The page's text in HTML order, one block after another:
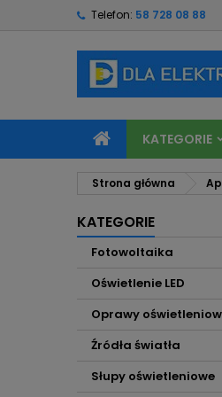
Telefon: 58 728 08 88
KATEGORIE
Strona główna
KATEGORIE
Fotowoltaika
Oświetlenie LED
Oprawy
Źródła światła
Słupy oświetleniowe